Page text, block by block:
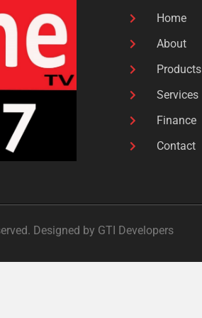
Home
About
Products
Services
Finance
Contact
Designed by GTI Developers